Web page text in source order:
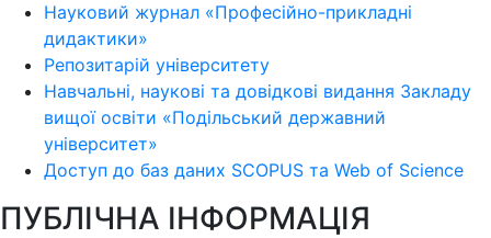
Науковий журнал «Професійно-прикладні
дидактики»
Репозитарій університету
Навчальні, наукові та довідкові видання Закладу
вищої освіти «Подільський державний
університет»
Доступ до баз даних SCOPUS та Web of Science
ПУБЛІЧНА ІНФОРМАЦІЯ